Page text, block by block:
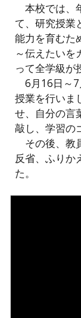
本校では、
て、研究授業
能力を育むた
～伝えたい
って全学級が
6月16日～7
授業を行いま
せ、自分の言
敲し、学習の
その後、教
反省、ふりか
た。